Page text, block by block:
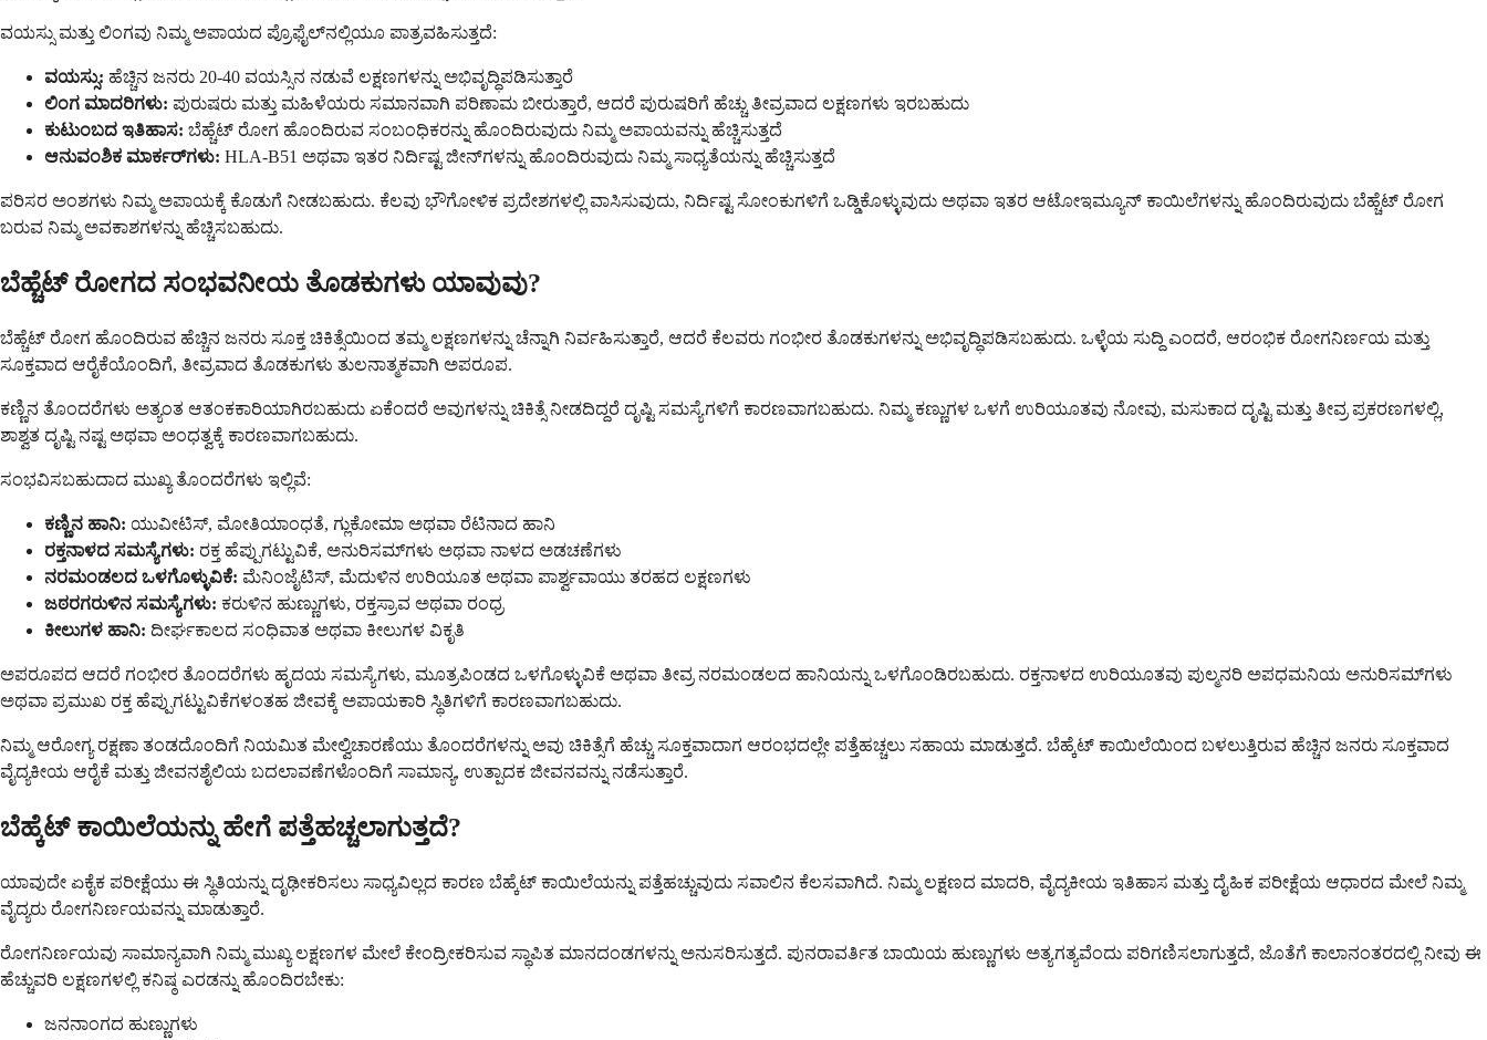
ವಯಸ್ಸು ಮತ್ತು ಲಿಂಗವು ನಿಮ್ಮ ಅಪಾಯದ ಪ್ರೊಫೈಲ್‌ನಲ್ಲಿಯೂ ಪಾತ್ರವಹಿಸುತ್ತದೆ:
ವಯಸ್ಸು: ಹೆಚ್ಚಿನ ಜನರು 20-40 ವಯಸ್ಸಿನ ನಡುವೆ ಲಕ್ಷಣಗಳನ್ನು ಅಭಿವೃದ್ಧಿಪಡಿಸುತ್ತಾರೆ
ಲಿಂಗ ಮಾದರಿಗಳು: ಪುರುಷರು ಮತ್ತು ಮಹಿಳೆಯರು ಸಮಾನವಾಗಿ ಪರಿಣಾಮ ಬೀರುತ್ತಾರೆ, ಆದರೆ ಪುರುಷರಿಗೆ ಹೆಚ್ಚು ತೀವ್ರವಾದ ಲಕ್ಷಣಗಳು ಇರಬಹುದು
ಕುಟುಂಬದ ಇತಿಹಾಸ: ಬೆಹ್ಚೆಟ್ ರೋಗ ಹೊಂದಿರುವ ಸಂಬಂಧಿಕರನ್ನು ಹೊಂದಿರುವುದು ನಿಮ್ಮ ಅಪಾಯವನ್ನು ಹೆಚ್ಚಿಸುತ್ತದೆ
ಆನುವಂಶಿಕ ಮಾರ್ಕರ್‌ಗಳು: HLA-B51 ಅಥವಾ ಇತರ ನಿರ್ದಿಷ್ಟ ಜೀನ್‌ಗಳನ್ನು ಹೊಂದಿರುವುದು ನಿಮ್ಮ ಸಾಧ್ಯತೆಯನ್ನು ಹೆಚ್ಚಿಸುತ್ತದೆ
ಪರಿಸರ ಅಂಶಗಳು ನಿಮ್ಮ ಅಪಾಯಕ್ಕೆ ಕೊಡುಗೆ ನೀಡಬಹುದು. ಕೆಲವು ಭೌಗೋಳಿಕ ಪ್ರದೇಶಗಳಲ್ಲಿ ವಾಸಿಸುವುದು, ನಿರ್ದಿಷ್ಟ ಸೋಂಕುಗಳಿಗೆ ಒಡ್ಡಿಕೊಳ್ಳುವುದು ಅಥವಾ ಇತರ ಆಟೋಇಮ್ಯೂನ್ ಕಾಯಿಲೆಗಳನ್ನು ಹೊಂದಿರುವುದು ಬೆಹ್ಚೆಟ್ ರೋಗ
ಬರುವ ನಿಮ್ಮ ಅವಕಾಶಗಳನ್ನು ಹೆಚ್ಚಿಸಬಹುದು.
ಬೆಹ್ಚೆಟ್ ರೋಗದ ಸಂಭವನೀಯ ತೊಡಕುಗಳು ಯಾವುವು?
ಬೆಹ್ಚೆಟ್ ರೋಗ ಹೊಂದಿರುವ ಹೆಚ್ಚಿನ ಜನರು ಸೂಕ್ತ ಚಿಕಿತ್ಸೆಯಿಂದ ತಮ್ಮ ಲಕ್ಷಣಗಳನ್ನು ಚೆನ್ನಾಗಿ ನಿರ್ವಹಿಸುತ್ತಾರೆ, ಆದರೆ ಕೆಲವರು ಗಂಭೀರ ತೊಡಕುಗಳನ್ನು ಅಭಿವೃದ್ಧಿಪಡಿಸಬಹುದು. ಒಳ್ಳೆಯ ಸುದ್ದಿ ಎಂದರೆ, ಆರಂಭಿಕ ರೋಗನಿರ್ಣಯ ಮತ್ತು
ಸೂಕ್ತವಾದ ಆರೈಕೆಯೊಂದಿಗೆ, ತೀವ್ರವಾದ ತೊಡಕುಗಳು ತುಲನಾತ್ಮಕವಾಗಿ ಅಪರೂಪ.
ಕಣ್ಣಿನ ತೊಂದರೆಗಳು ಅತ್ಯಂತ ಆತಂಕಕಾರಿಯಾಗಿರಬಹುದು ಏಕೆಂದರೆ ಅವುಗಳನ್ನು ಚಿಕಿತ್ಸೆ ನೀಡದಿದ್ದರೆ ದೃಷ್ಟಿ ಸಮಸ್ಯೆಗಳಿಗೆ ಕಾರಣವಾಗಬಹುದು. ನಿಮ್ಮ ಕಣ್ಣುಗಳ ಒಳಗೆ ಉರಿಯೂತವು ನೋವು, ಮಸುಕಾದ ದೃಷ್ಟಿ ಮತ್ತು ತೀವ್ರ ಪ್ರಕರಣಗಳಲ್ಲಿ,
ಶಾಶ್ವತ ದೃಷ್ಟಿ ನಷ್ಟ ಅಥವಾ ಅಂಧತ್ವಕ್ಕೆ ಕಾರಣವಾಗಬಹುದು.
ಸಂಭವಿಸಬಹುದಾದ ಮುಖ್ಯ ತೊಂದರೆಗಳು ಇಲ್ಲಿವೆ:
ಕಣ್ಣಿನ ಹಾನಿ: ಯುವೀಟಿಸ್, ಮೋತಿಯಾಂಧತೆ, ಗ್ಲುಕೋಮಾ ಅಥವಾ ರೆಟಿನಾದ ಹಾನಿ
ರಕ್ತನಾಳದ ಸಮಸ್ಯೆಗಳು: ರಕ್ತ ಹೆಪ್ಪುಗಟ್ಟುವಿಕೆ, ಅನುರಿಸಮ್‌ಗಳು ಅಥವಾ ನಾಳದ ಅಡಚಣೆಗಳು
ನರಮಂಡಲದ ಒಳಗೊಳ್ಳುವಿಕೆ: ಮೆನಿಂಜೈಟಿಸ್, ಮೆದುಳಿನ ಉರಿಯೂತ ಅಥವಾ ಪಾರ್ಶ್ವವಾಯು ತರಹದ ಲಕ್ಷಣಗಳು
ಜಠರಗರುಳಿನ ಸಮಸ್ಯೆಗಳು: ಕರುಳಿನ ಹುಣ್ಣುಗಳು, ರಕ್ತಸ್ರಾವ ಅಥವಾ ರಂಧ್ರ
ಕೀಲುಗಳ ಹಾನಿ: ದೀರ್ಘಕಾಲದ ಸಂಧಿವಾತ ಅಥವಾ ಕೀಲುಗಳ ವಿಕೃತಿ
ಅಪರೂಪದ ಆದರೆ ಗಂಭೀರ ತೊಂದರೆಗಳು ಹೃದಯ ಸಮಸ್ಯೆಗಳು, ಮೂತ್ರಪಿಂಡದ ಒಳಗೊಳ್ಳುವಿಕೆ ಅಥವಾ ತೀವ್ರ ನರಮಂಡಲದ ಹಾನಿಯನ್ನು ಒಳಗೊಂಡಿರಬಹುದು. ರಕ್ತನಾಳದ ಉರಿಯೂತವು ಪುಲ್ಮನರಿ ಅಪಧಮನಿಯ ಅನುರಿಸಮ್‌ಗಳು
ಅಥವಾ ಪ್ರಮುಖ ರಕ್ತ ಹೆಪ್ಪುಗಟ್ಟುವಿಕೆಗಳಂತಹ ಜೀವಕ್ಕೆ ಅಪಾಯಕಾರಿ ಸ್ಥಿತಿಗಳಿಗೆ ಕಾರಣವಾಗಬಹುದು.
ನಿಮ್ಮ ಆರೋಗ್ಯ ರಕ್ಷಣಾ ತಂಡದೊಂದಿಗೆ ನಿಯಮಿತ ಮೇಲ್ವಿಚಾರಣೆಯು ತೊಂದರೆಗಳನ್ನು ಅವು ಚಿಕಿತ್ಸೆಗೆ ಹೆಚ್ಚು ಸೂಕ್ತವಾದಾಗ ಆರಂಭದಲ್ಲೇ ಪತ್ತೆಹಚ್ಚಲು ಸಹಾಯ ಮಾಡುತ್ತದೆ. ಬೆಹ್ಕೆಟ್ ಕಾಯಿಲೆಯಿಂದ ಬಳಲುತ್ತಿರುವ ಹೆಚ್ಚಿನ ಜನರು ಸೂಕ್ತವಾದ
ವೈದ್ಯಕೀಯ ಆರೈಕೆ ಮತ್ತು ಜೀವನಶೈಲಿಯ ಬದಲಾವಣೆಗಳೊಂದಿಗೆ ಸಾಮಾನ್ಯ, ಉತ್ಪಾದಕ ಜೀವನವನ್ನು ನಡೆಸುತ್ತಾರೆ.
ಬೆಹ್ಕೆಟ್ ಕಾಯಿಲೆಯನ್ನು ಹೇಗೆ ಪತ್ತೆಹಚ್ಚಲಾಗುತ್ತದೆ?
ಯಾವುದೇ ಏಕೈಕ ಪರೀಕ್ಷೆಯು ಈ ಸ್ಥಿತಿಯನ್ನು ದೃಢೀಕರಿಸಲು ಸಾಧ್ಯವಿಲ್ಲದ ಕಾರಣ ಬೆಹ್ಕೆಟ್ ಕಾಯಿಲೆಯನ್ನು ಪತ್ತೆಹಚ್ಚುವುದು ಸವಾಲಿನ ಕೆಲಸವಾಗಿದೆ. ನಿಮ್ಮ ಲಕ್ಷಣದ ಮಾದರಿ, ವೈದ್ಯಕೀಯ ಇತಿಹಾಸ ಮತ್ತು ದೈಹಿಕ ಪರೀಕ್ಷೆಯ ಆಧಾರದ ಮೇಲೆ ನಿಮ್ಮ
ವೈದ್ಯರು ರೋಗನಿರ್ಣಯವನ್ನು ಮಾಡುತ್ತಾರೆ.
ರೋಗನಿರ್ಣಯವು ಸಾಮಾನ್ಯವಾಗಿ ನಿಮ್ಮ ಮುಖ್ಯ ಲಕ್ಷಣಗಳ ಮೇಲೆ ಕೇಂದ್ರೀಕರಿಸುವ ಸ್ಥಾಪಿತ ಮಾನದಂಡಗಳನ್ನು ಅನುಸರಿಸುತ್ತದೆ. ಪುನರಾವರ್ತಿತ ಬಾಯಿಯ ಹುಣ್ಣುಗಳು ಅತ್ಯಗತ್ಯವೆಂದು ಪರಿಗಣಿಸಲಾಗುತ್ತದೆ, ಜೊತೆಗೆ ಕಾಲಾನಂತರದಲ್ಲಿ ನೀವು ಈ
ಹೆಚ್ಚುವರಿ ಲಕ್ಷಣಗಳಲ್ಲಿ ಕನಿಷ್ಠ ಎರಡನ್ನು ಹೊಂದಿರಬೇಕು:
ಜನನಾಂಗದ ಹುಣ್ಣುಗಳು